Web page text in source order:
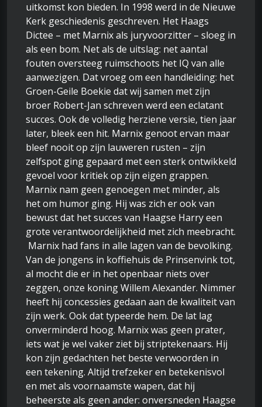
uitkomst kon bieden. In 1998 werd in de Nieuwe
Kerk geschiedenis geschreven. Het Haags
Dictee – met Marnix als juryvoorzitter – sloeg in
als een bom. Net als de uitslag: net aantal
fouten oversteeg ruimschoots het IQ van alle
aanwezigen. Dat vroeg om een handleiding: het
Groen-Geile Boekie dat wij samen met zijn
broer Robert-Jan schreven werd een eclatant
succes. Ook de volledig herziene versie, tien jaar
later, bleek een hit. Marnix genoot ervan maar
bleef nooit op zijn lauweren rusten – zijn
zelfspot ging gepaard met een sterk ontwikkeld
gevoel voor kritiek op zijn eigen grappen.
Marnix nam geen genoegen met minder, als
het om humor ging. Hij was zich er ook van
bewust dat het succes van Haagse Harry een
grote verantwoordelijkheid met zich meebracht.
Marnix had fans in alle lagen van de bevolking.
Van de jongens in koffiehuis de Prinsenvink tot,
al mocht die er in het openbaar niets over
zeggen, onze koning Willem Alexander. Nimmer
heeft hij concessies gedaan aan de kwaliteit van
zijn werk. Ook dat typeerde hem. De lat lag
onverminderd hoog. Marnix was geen prater,
iets wat je wel vaker ziet bij striptekenaars. Hij
kon zijn gedachten het beste verwoorden in
een tekening. Altijd trefzeker en betekenisvol
en met als voornaamste wapen, dat hij
beheerste als geen ander: onversneden Haagse